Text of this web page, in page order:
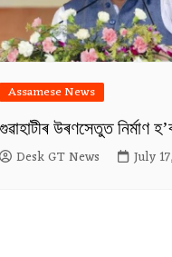
Assamese News
উৰণসেতুত নিৰ্মাণ
Desk GT News July